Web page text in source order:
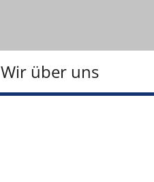
Wir über uns